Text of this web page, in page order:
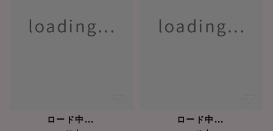
ロード中... ロード中...